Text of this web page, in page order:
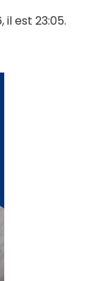
il est 23:05.